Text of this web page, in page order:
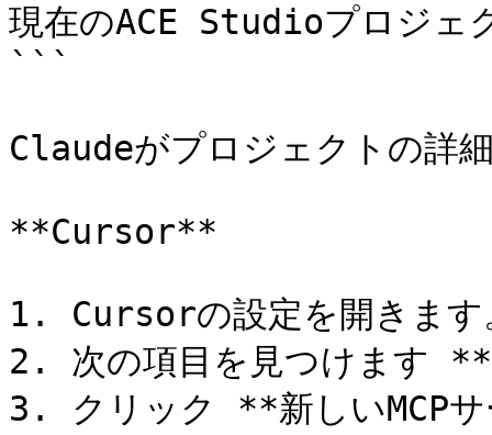
現在のACE Studioプロジェ
```
Claudeがプロジェクトの詳
**Cursor**
1. Cursorの設定を開きます
2. 次の項目を見つけます **
3. クリック **新しいMCP